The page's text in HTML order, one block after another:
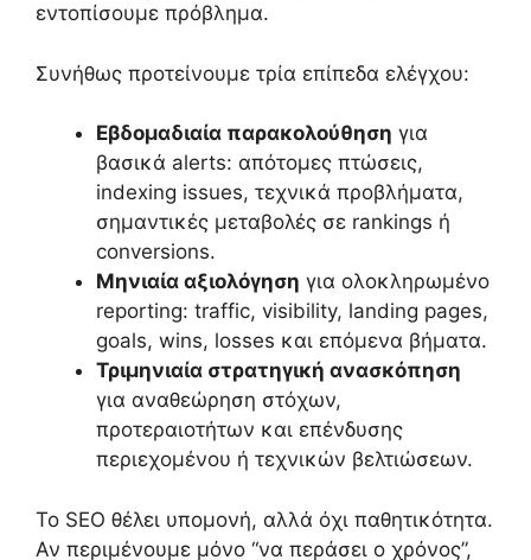
εντοπίσουμε πρόβλημα.
Συνήθως προτείνουμε τρία επίπεδα ελέγχου:
Εβδομαδιαία παρακολούθηση για
βασικά alerts: απότομες πτώσεις,
indexing issues, τεχνικά προβλήματα,
σημαντικές μεταβολές σε rankings ή
conversions.
Μηνιαία αξιολόγηση για ολοκληρωμένο
reporting: traffic, visibility, landing pages,
goals, wins, losses και επόμενα βήματα.
Τριμηνιαία στρατηγική ανασκόπηση
για αναθεώρηση στόχων,
προτεραιοτήτων και επένδυσης
περιεχομένου ή τεχνικών βελτιώσεων.
Το SEO θέλει υπομονή, αλλά όχι παθητικότητα.
Αν περιμένουμε μόνο “να περάσει ο χρόνος”,